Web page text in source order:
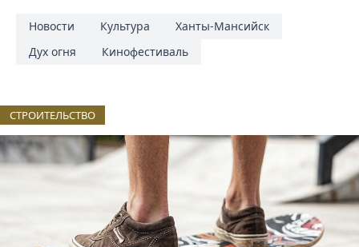
Новости Культура
Ханты-Мансийск
Дух огня
Кинофестиваль
СТРОИТЕЛЬСТВО